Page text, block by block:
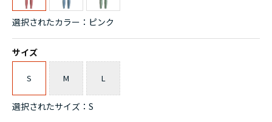
選択されたカラー：ピンク
サイズ
S M L
選択されたサイズ：S